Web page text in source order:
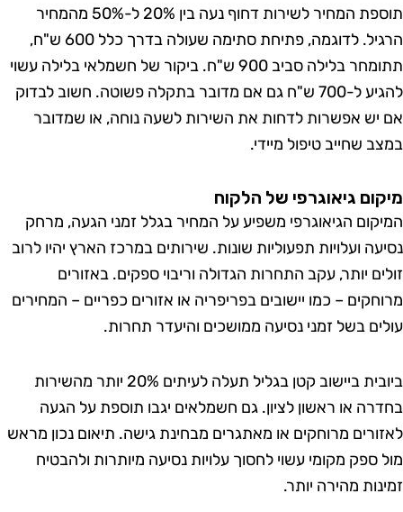
תוספת המחיר לשירות דחוף נעה בין 20% ל-50% מהמחיר
הרגיל. לדוגמה, פתיחת סתימה שעולה בדרך כלל 600 ש"ח,
תתומחר בלילה סביב 900 ש"ח. ביקור של חשמלאי בלילה עשוי
להגיע ל-700 ש"ח גם אם מדובר בתקלה פשוטה. חשוב לבדוק
אפשרות לדחות את השירות לשעה נוחה, או שמדובר
שחייב טיפול מיידי.
גיאוגרפי של הלקוח
הגיאוגרפי משפיע על המחיר בגלל זמני הגעה, מרחק
ועלויות תפעוליות שונות. שירותים במרכז הארץ יהיו לרוב
יותר, עקב התחרות הגדולה וריבוי ספקים. באזורים
– כמו יישובים בפריפריה או אזורים כפריים – המחירים
בשל זמני נסיעה ממושכים והיעדר תחרות.
ביובית ביישוב קטן בגליל תעלה לעיתים 20% יותר מהשירות
או ראשון לציון. גם חשמלאים יגבו תוספת על הגעה
מרוחקים או מאתגרים מבחינת גישה. תיאום נכון מראש
ספק מקומי עשוי לחסוך עלויות נסיעה מיותרות ולהבטיח
מהירה יותר.